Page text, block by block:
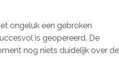
ongeluk een gebroken
is geopereerd. De
nog niets duidelijk over de